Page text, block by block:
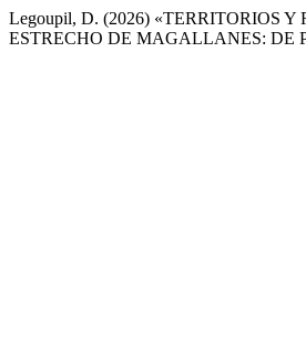
Legoupil, D. (2026) «TERRITORIOS
ESTRECHO DE MAGALLANES: DE